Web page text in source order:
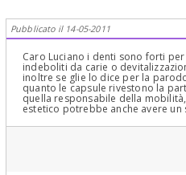
Pubblicato il 14-05-2011
Caro Luciano i denti sono forti
indeboliti da carie o
inoltre se glie lo dice per la
quanto le capsule rivestono la
quella responsabile della
estetico potrebbe anche avere un